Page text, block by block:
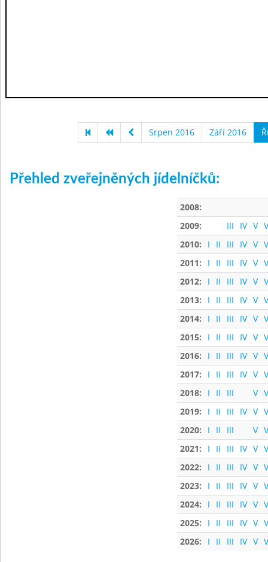
Srpen 2016 Září 2016
Přehled zveřejněných jídelníčků:
2008:
2009:
III IV V
2010:
I II III IV V
2011:
I II III IV V
2012:
I II III IV V
2013:
I II III IV V
2014:
I II III IV V
2015:
I II III IV V
2016:
I II III IV V
2017:
I II III IV V
2018:
I II III V
2019:
I II III IV V
2020:
I II III V
2021:
I II III IV V
2022:
I II III IV V
2023:
I II III IV V
2024:
I II III IV V
2025:
I II III IV V
2026:
I II III IV V